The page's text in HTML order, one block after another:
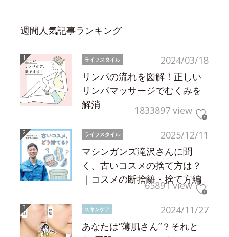
週間人気記事ランキング
2024/03/18
ライフスタイル
リンパの流れを図解！正しい
リンパマッサージでむくみを
解消
1833897 view
2025/12/11
ライフスタイル
マシンガンズ滝沢さんに聞
く、古いコスメの捨て方は？
｜コスメの断捨離・捨て方編
65891 view
2024/11/27
スキンケア
あなたは“薄肌さん”？それと